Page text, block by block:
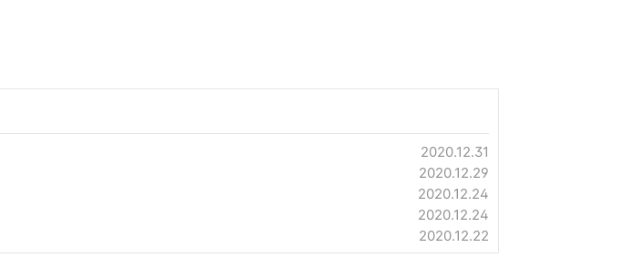
2020.12.31
2020.12.29
2020.12.24
2020.12.24
2020.12.22